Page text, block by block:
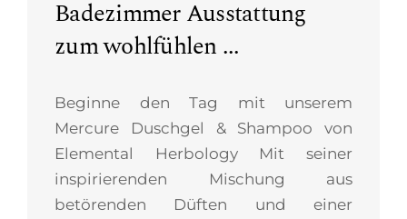
Badezimmer Ausstattung
zum wohlfühlen ...
Beginne den Tag mit unserem
Mercure Duschgel & Shampoo von
Elemental Herbology Mit seiner
inspirierenden Mischung aus
betörenden Düften und einer